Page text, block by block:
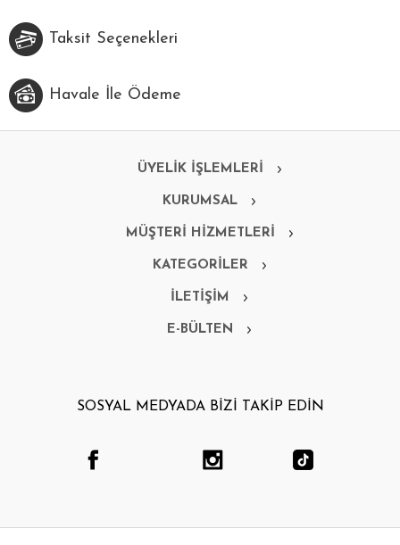
Taksit Seçenekleri
Havale İle Ödeme
ÜYELİK İŞLEMLERİ
KURUMSAL
MÜŞTERİ HİZMETLERİ
KATEGORİLER
İLETİŞİM
E-BÜLTEN
SOSYAL MEDYADA BİZİ TAKİP EDİN